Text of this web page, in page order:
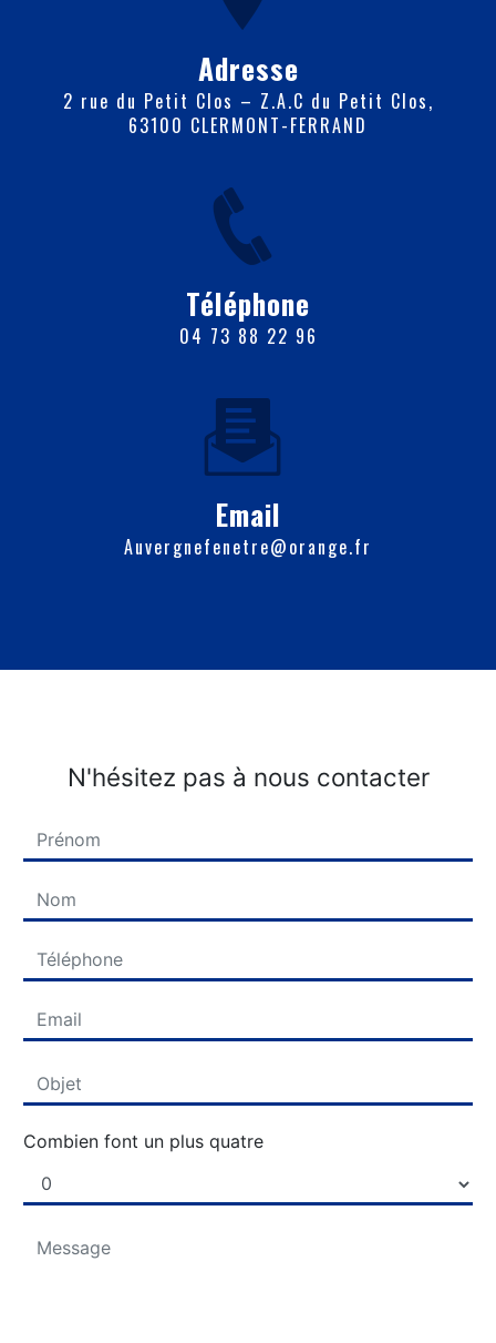
Adresse
2 rue du Petit Clos – Z.A.C du Petit Clos,
63100 CLERMONT-FERRAND
Téléphone
04 73 88 22 96
Email
auvergnefenetre@orange.fr
N'hésitez pas à nous contacter
Combien font un plus quatre